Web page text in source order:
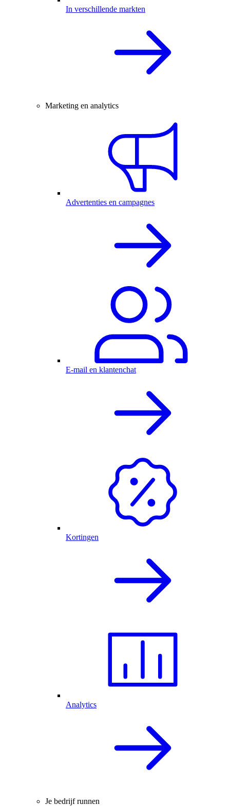
In verschillende markten
Marketing en analytics
Advertenties en campagnes
E-mail en klantenchat
Kortingen
Analytics
Je bedrijf runnen